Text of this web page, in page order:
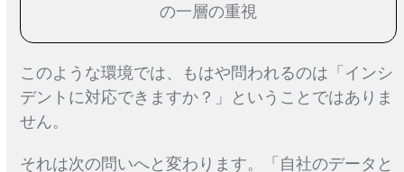
の一層の重視
このような環境では、もはや問われるのは「インシ
デントに対応できますか？」ということではありま
せん。
それは次の問いへと変わります。「自社のデータと